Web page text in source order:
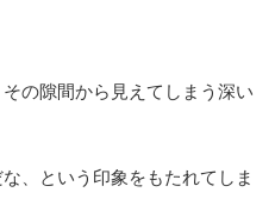
の隙間から見えてしまう深い
、という印象をもたれてしま